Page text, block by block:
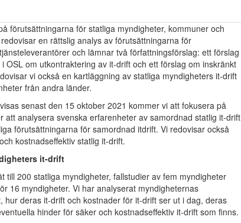
förutsättningarna för statliga myndigheter, kommuner och
en rättslig analys av förutsättningarna för
och lämnar två författningsförslag: ett förslag
OSL om utkontraktering av it-drift och ett förslag om inskränkt
vi också en kartläggning av statliga myndigheters it-drift
från andra länder.
senast den 15 oktober 2021 kommer vi att fokusera på
att analysera svenska erfarenheter av samordnad statlig it-drift
förutsättningarna för samordnad itdrift. Vi redovisar också
kostnadseffektiv statlig it-drift.
it-drift
till 200 statliga myndigheter, fallstudier av fem myndigheter
16 myndigheter. Vi har analyserat myndigheternas
hur deras it-drift och kostnader för it-drift ser ut i dag, deras
hinder för säker och kostnadseffektiv it-drift som finns.